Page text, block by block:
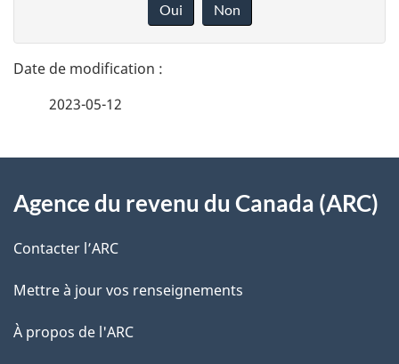
t
a
l
s
l
a
n
o
t
r
e
é
t
Oui Non
2023-05-12
propos
de
ce
site
Agence du revenu du Canada (ARC)
Contacter l’ARC
Mettre à jour vos renseignements
À propos de l'ARC